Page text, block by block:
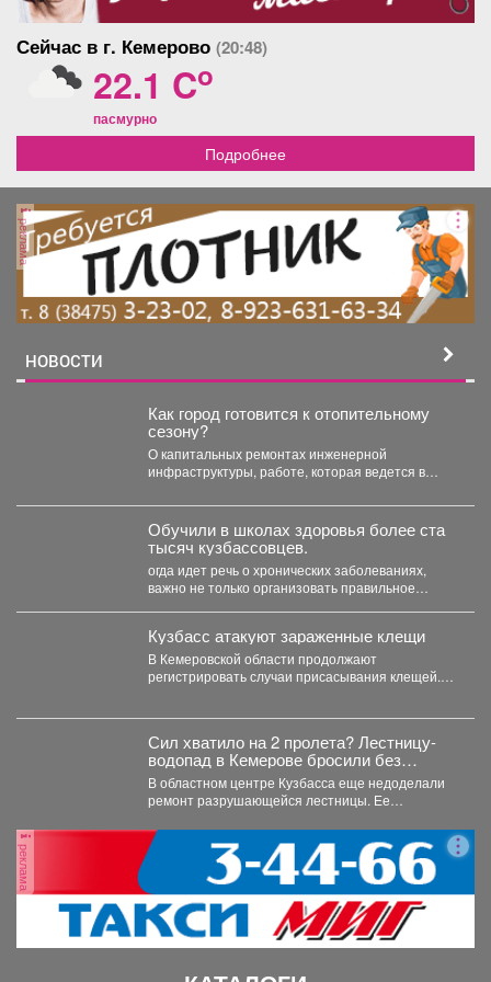
детский сад. В квартире
круглогодично есть
горячая вода. Квартира
говорится -заходи и живи! В
коридоре большой
встроенный шкаф.
Отдельный тамбур на две
квартиры, что увеличивает
звукоизоляцию, хорошие
собственник, без
обременений. Приходите,
влюбитесь в эту квартиру с
первого взгляда!
Сейчас в г. Кемерово (20:48)
22.1 Co
пасмурно
Подробнее
реклама
НОВОСТИ
Как город готовится к отопительному
сезону?
О капитальных ремонтах инженерной
инфраструктуры, работе, которая ведется в
восстановлении...
Обучили в школах здоровья более ста
тысяч кузбассовцев.
огда идет речь о хронических заболеваниях,
важно не только организовать правильное
Кузбасс атакуют зараженные клещи
В Кемеровской области продолжают
регистрировать случаи присасывания клещей.
Сил хватило на 2 пролета? Лестницу-
водопад в Кемерове бросили без
ремонта
В областном центре Кузбасса еще недоделали
ремонт разрушающейся лестницы. Ее
реклама